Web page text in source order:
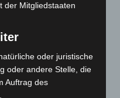
der Mitgliedstaaten
oder juristische
oder andere Stelle, die
Auftrag des